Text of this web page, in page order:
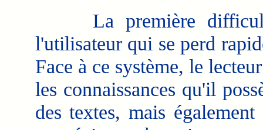
La première difficulté
l'utilisateur qui se perd
Face à ce système, le
les connaissances qu'il
des textes, mais également